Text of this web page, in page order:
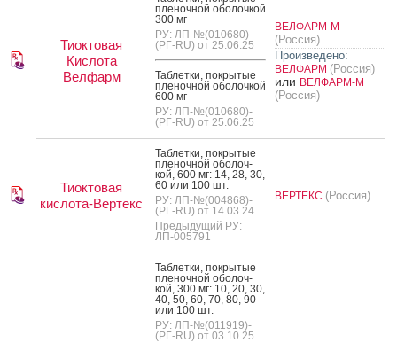
Тиоктовая
Кислота
Велфарм
пле­ноч­ной обо­лоч­кой
300 мг
РУ: ЛП-№(010680)-
(РГ-RU) от 25.06.25
Таб­летки, пок­ры­тые
пле­ноч­ной обо­лоч­кой
600 мг
РУ: ЛП-№(010680)-
(РГ-RU) от 25.06.25
ВЕЛФАРМ-М
(Россия)
Произведено:
ВЕЛФАРМ (Россия)
или ВЕЛФАРМ-М
(Россия)
Тиоктовая
кислота-Вертекс
Таб­летки, пок­ры­тые
пле­ноч­ной обо­лоч­
кой, 600 мг: 14, 28, 30,
60 или 100 шт.
РУ: ЛП-№(004868)-
(РГ-RU) от 14.03.24
Предыдущий РУ:
ЛП-005791
ВЕРТЕКС (Россия)
Таб­летки, пок­ры­тые
пле­ноч­ной обо­лоч­
кой, 300 мг: 10, 20, 30,
40, 50, 60, 70, 80, 90
или 100 шт.
РУ: ЛП-№(011919)-
(РГ-RU) от 03.10.25